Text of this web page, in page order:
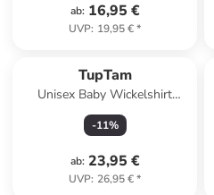
ab: 16,95 €
UVP: 19,95 €*
TupTam
Unisex Baby Wickelshirt
Langarm 5er Pack in weiß
-11%
ab: 23,95 €
UVP: 26,95 €*